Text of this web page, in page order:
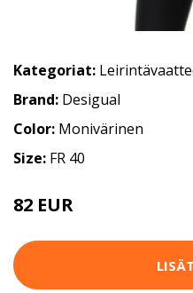
Kategoriat:
Brand: Desigual
Color: Monivärinen
Size: FR 40
82 EUR